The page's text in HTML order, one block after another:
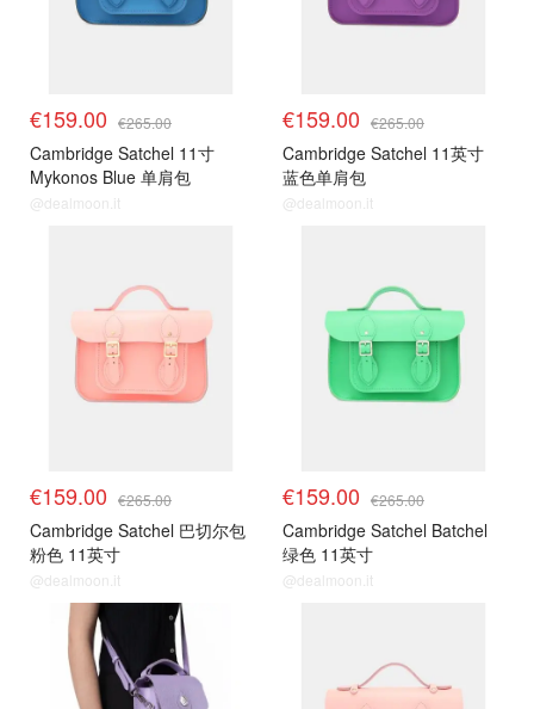
€159.00 €265.00
Cambridge Satchel 11寸
Mykonos Blue 单肩包
@dealmoon.it
€159.00 €265.00
Cambridge Satchel 11英寸
蓝色单肩包
@dealmoon.it
€159.00 €265.00
Cambridge Satchel 巴切尔包
粉色 11英寸
@dealmoon.it
€159.00 €265.00
Cambridge Satchel Batchel
绿色 11英寸
@dealmoon.it